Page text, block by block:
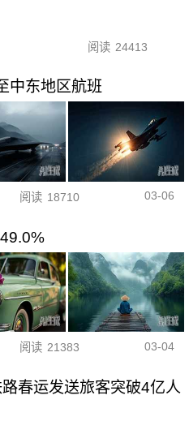
阅读 24413
中东地区航班
阅读 18710 03-06
阅读 21383 03-04
春运发送旅客突破4亿人